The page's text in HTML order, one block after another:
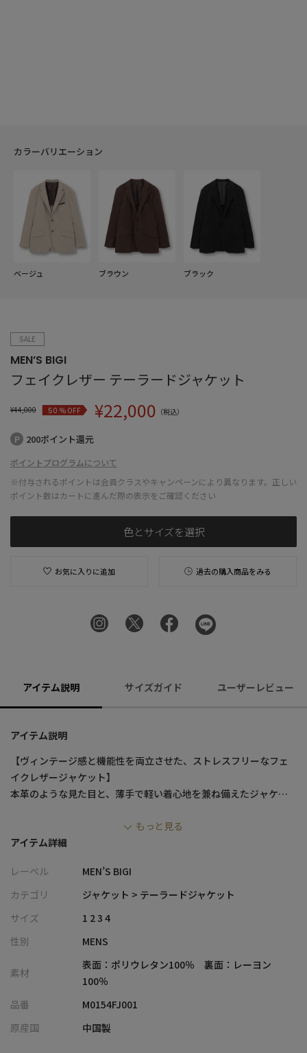
カラーバリエーション
ベージュ ブラウン ブラック
SALE
MEN’S BIGI
フェイクレザー テーラードジャケット
¥44,000 50% OFF ¥22,000 （税込）
200ポイント還元
ポイントプログラムについて
※付与されるポイントは会員クラスやキャンペーンにより異なります。正しい
ポイント数はカートに進んだ際の表示をご確認ください
色とサイズを選択
お気に入りに追加 過去の購入商品をみる
アイテム説明 サイズガイド ユーザーレビュー
アイテム説明
【ヴィンテージ感と機能性を両立させた、ストレスフリーなフェ
イクレザージャケット】
本革のような見た目と、薄手で軽い着心地を兼ね備えたジャケッ
伸縮性があり動きやすく、身体のラインに沿う細身の設計ながら
もストレスなく着用いただけます。
わった一着です。
ヴィンテージ感漂うベジタブルタンニン仕上げ風のフェイクレザ
ーを使用しました。
ほんのりと削られたような表面が本革さながらの味わい深い経年
変化を演出。薄手で滑らかな手触りが魅力。
な着心地を実現します。
もっと見る
アイテム詳細
レーベル
MEN’S BIGI
カテゴリ
ジャケット > テーラードジャケット
サイズ
1 2 3 4
性別
MENS
素材
表面：ポリウレタン100％ 裏面：レーヨン
100％
品番
M0154FJ001
原産国
中国製